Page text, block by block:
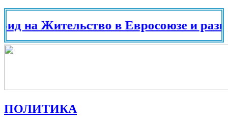
Жительство в Евросоюзе и разных
ПОЛИТИКА